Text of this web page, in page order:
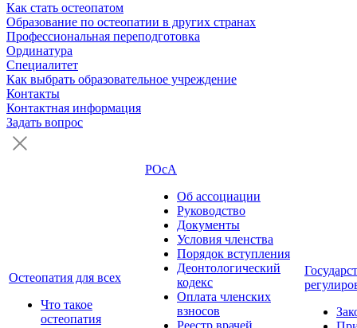
Как стать остеопатом
Образование по остеопатии в других странах
Профессиональная переподготовка
Ординатура
Специалитет
Как выбрать образовательное учреждение
Контакты
Контактная информация
Задать вопрос
Остеопатия для всех
Что такое
остеопатия
РОсА
Об ассоциации
Руководство
Документы
Условия членства
Порядок вступления
Деонтологический
кодекс
Оплата членских
взносов
Реестр врачей